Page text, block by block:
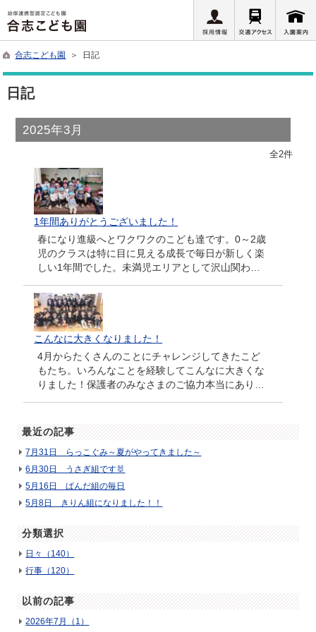
合志こども園 ＞ 日記
日記
2025年3月
全2件
1年間ありがとうございました！
春になり進級へとワクワクのこども達です。0～2歳
児のクラスは特に目に見える成長で毎日が新しく楽
しい1年間でした。未満児エリアとして沢山関わ…
こんなに大きくなりました！
4月からたくさんのことにチャレンジしてきたこど
もたち。いろんなことを経験してこんなに大きくな
りました！保護者のみなさまのご協力本当にあり…
最近の記事
7月31日 らっこぐみ～夏がやってきました～
6月30日 うさぎ組です🐰
5月16日 ぱんだ組の毎日
5月8日 きりん組になりました！！
分類選択
日々（140）
行事（120）
以前の記事
2026年7月（1）